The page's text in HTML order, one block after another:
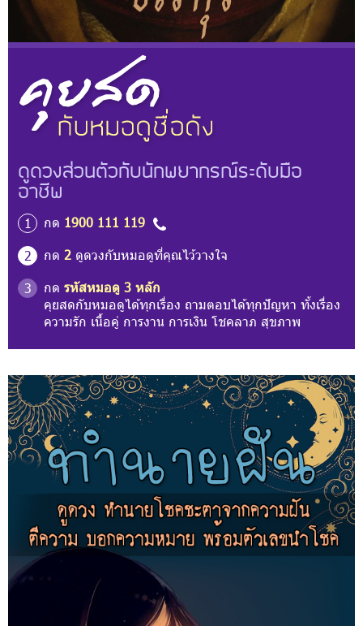
ดูดวงส่วนตัวกับนักพยากรณ์ระดับมือ
อาชีพ
1 กด 1900 111 119
2
กด 2 ดูดวงกับหมอดูที่คุณไว้วางใจ
3
กด รหัสหมอดู 3 หลัก
คุยสดกับหมอดูได้ทุกเรื่อง ถามตอบได้ทุกปัญหา ทั้งเรื่อง
ความรัก เนื้อคู่ การงาน การเงิน โชคลาภ สุขภาพ